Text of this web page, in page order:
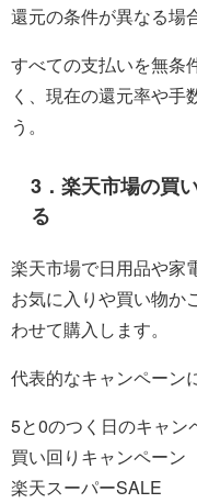
還元の条件が異なる場
すべての支払いを無条
く、現在の還元率や手
う。
3．楽天市場の買
る
楽天市場で日用品や家
お気に入りや買い物か
わせて購入します。
代表的なキャンペーン
5と0のつく日のキャン
買い回りキャンペーン
楽天スーパーSALE